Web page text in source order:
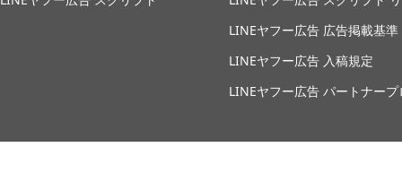
LINEヤフー広告 広告掲載基準
LINEヤフー広告 入稿規定
LINEヤフー広告 パートナー